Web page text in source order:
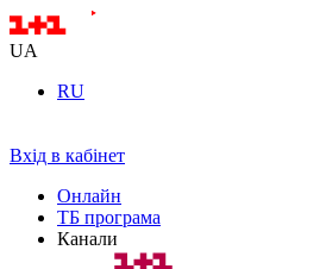
UA
RU
Вхід в кабінет
Онлайн
ТБ програма
Канали